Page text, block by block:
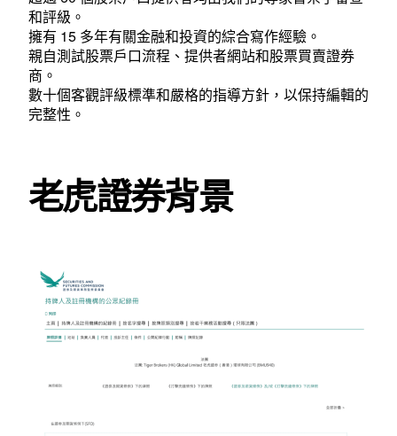
和評級。
擁有 15 多年有關金融和投資的綜合寫作經驗。
親自測試股票戶口流程、提供者網站和股票買賣證券
商。
數十個客觀評級標準和嚴格的指導方針，以保持編輯的
完整性。
老虎證券背景